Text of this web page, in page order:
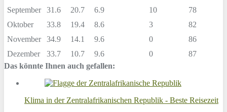
September
31.6 20.7 6.9 10
78
Oktober
33.8 19.4 8.6 3
82
November
34.9 14.1 9.6 0
86
Dezember
33.7 10.7 9.6 0
87
Das könnte Ihnen auch gefallen:
Klima in der Zentralafrikanischen Republik - Beste Reisezeit